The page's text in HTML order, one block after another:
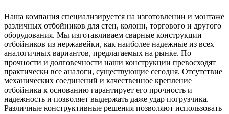
Наша компания специализируется на изготовлении и монтаже
различных отбойников для стен, колонн, торгового и другого
оборудования. Мы изготавливаем сварные конструкции
отбойников из нержавейки, как наиболее надежные из всех
аналогичных вариантов, предлагаемых на рынке. По
прочности и долговечности наши конструкции превосходят
практически все аналоги, существующие сегодня. Отсутствие
механических соединений и качественное крепление
отбойника к основанию гарантирует его прочность и
надежность и позволяет выдержать даже удар погрузчика.
Различные конструктивные решения позволяют использовать